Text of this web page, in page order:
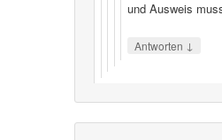
und Ausweis
Antworten ↓